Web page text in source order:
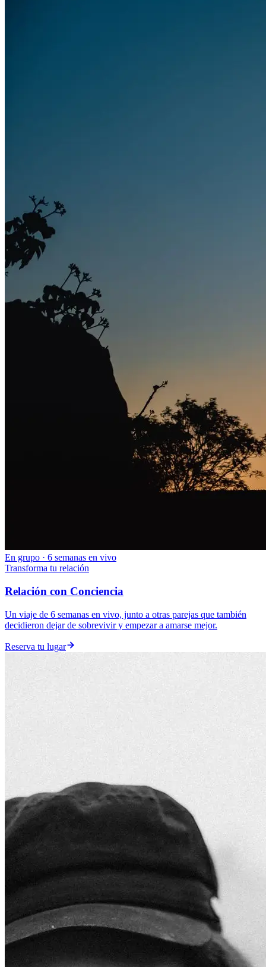
En grupo · 6 semanas en vivo
Transforma tu relación
Relación con Conciencia
Un viaje de 6 semanas en vivo, junto a otras parejas que también
decidieron dejar de sobrevivir y empezar a amarse mejor.
Reserva tu lugar